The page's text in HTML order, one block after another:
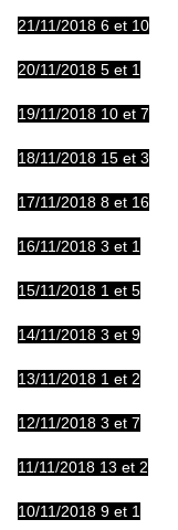
21/11/2018 6 et 10
20/11/2018 5 et 1
19/11/2018 10 et 7
18/11/2018 15 et 3
17/11/2018 8 et 16
16/11/2018 3 et 1
15/11/2018 1 et 5
14/11/2018 3 et 9
13/11/2018 1 et 2
12/11/2018 3 et 7
11/11/2018 13 et 2
10/11/2018 9 et 1